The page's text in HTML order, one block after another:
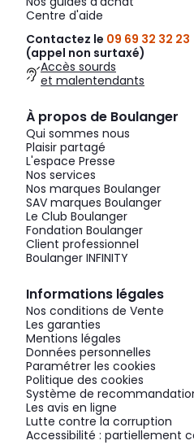
Centre d'aide
Contactez le 09 69 32 32 23
(appel non surtaxé)
Accès sourds
et malentendants
À propos de Boulanger
Qui sommes nous
Plaisir partagé
L'espace Presse
Nos services
Nos marques Boulanger
SAV marques Boulanger
Le Club Boulanger
Fondation Boulanger
Client professionnel
Boulanger INFINITY
Informations légales
Nos conditions de Vente
Les garanties
Mentions légales
Données personnelles
Paramétrer les cookies
Politique des cookies
Système de
Les avis en ligne
Lutte contre la corruption
Accessibilité : partiellement